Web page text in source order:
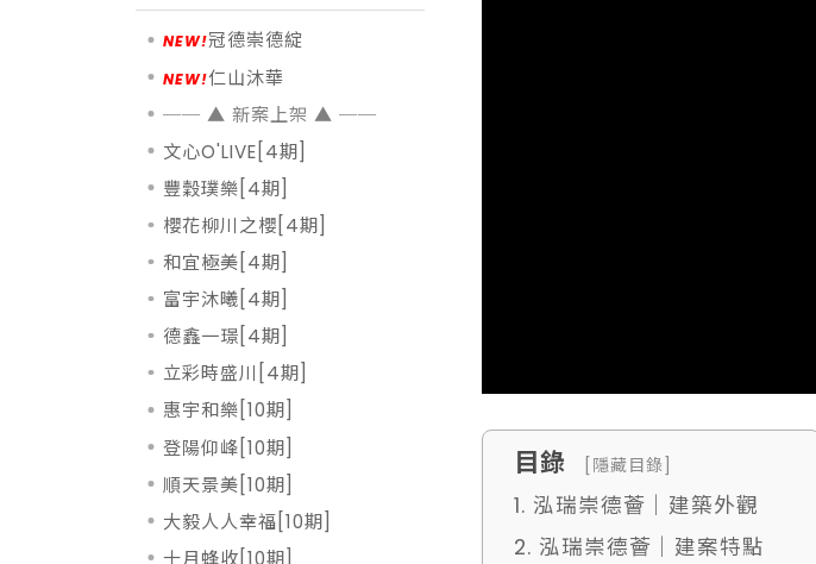
冠德崇德綻
仁山沐華
文心O'LIVE[4期]
豐穀璞樂[4期]
櫻花柳川之櫻[4期]
和宜極美[4期]
富宇沐曦[4期]
德鑫一璟[4期]
立彩時盛川[4期]
惠宇和樂[10期]
登陽仰峰[10期]
順天景美[10期]
大毅人人幸福[10期]
十月蜂收[10期]
目錄 [隱藏目錄]
1. 泓瑞崇德薈｜建築外觀
2. 泓瑞崇德薈｜建案特點